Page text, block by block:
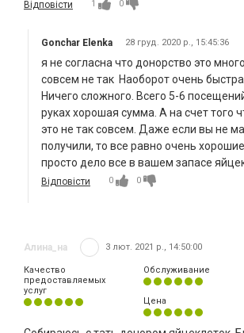
Відповісти 1 0
Gonchar Elenka 28 груд. 2020 р., 15:45:36
я не согласна что донорство это
совсем не так Наоборот очень
Ничего сложного. Всего 5-6
руках хорошая сумма. А на счет того
это не так совсем. Даже если вы не
получили, то все равно очень
просто дело все в вашем запасе
Відповісти 0 0
Алина_на 3 лют. 2021 р., 14:50:00
Качество
предоставляемых
услуг
Обслуживание
Цена